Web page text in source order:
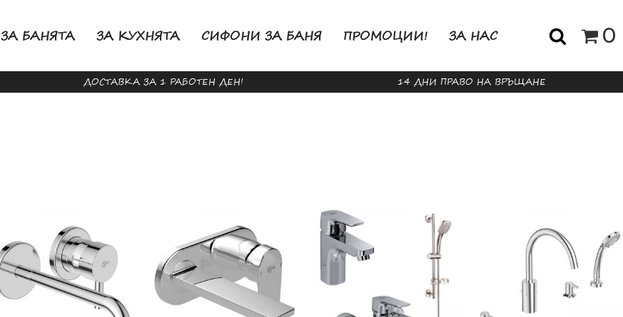
ЗА БАНЯТА ЗА КУХНЯТА СИФОНИ ЗА БАНЯ ПРОМОЦИИ! ЗА НАС 0
ДОСТАВКА ЗА 1 РАБОТЕН ДЕН! 14 ДНИ ПРАВО НА ВРЪЩАНЕ